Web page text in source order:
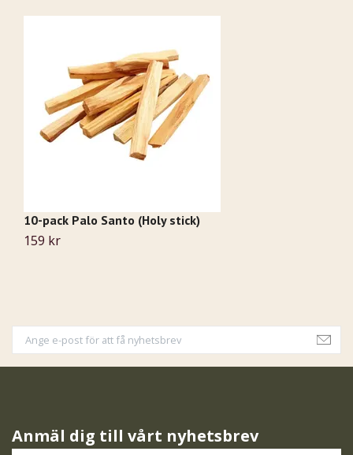
10-pack Palo Santo (Holy stick)
159 kr
Anmäl dig till vårt nyhetsbrev